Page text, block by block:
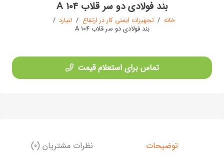
بند فولادی دو سر قلاب A 104
خانه / تجهیزات ایمنی کار در ارتفاع / لنیارد /
بند فولادی دو سر قلاب A 104
تماس برای استعلام قیمت
توضیحات نظرات مشتریان (0)